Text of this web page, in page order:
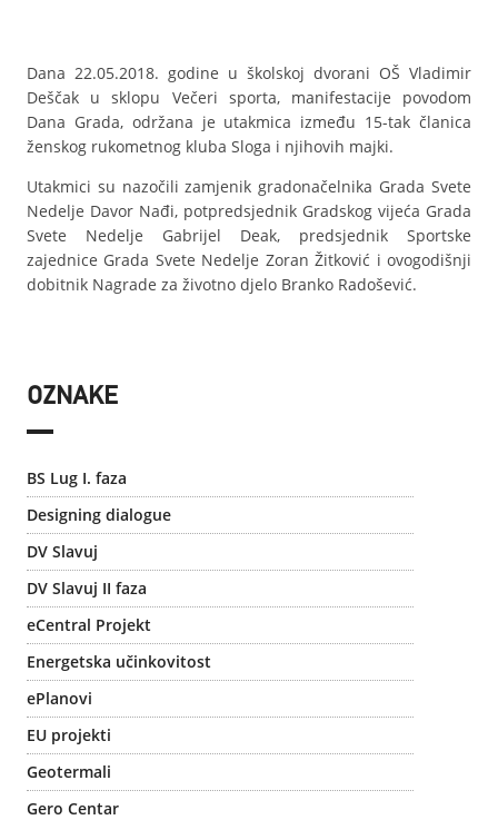
Dana 22.05.2018. godine u školskoj dvorani OŠ Vladimir
Deščak u sklopu Večeri sporta, manifestacije povodom
Dana Grada, održana je utakmica između 15-tak članica
ženskog rukometnog kluba Sloga i njihovih majki.
Utakmici su nazočili zamjenik gradonačelnika Grada Svete
Nedelje Davor Nađi, potpredsjednik Gradskog vijeća Grada
Svete Nedelje Gabrijel Deak, predsjednik Sportske
zajednice Grada Svete Nedelje Zoran Žitković i ovogodišnji
dobitnik Nagrade za životno djelo Branko Radošević.
OZNAKE
BS Lug I. faza
Designing dialogue
DV Slavuj
DV Slavuj II faza
eCentral Projekt
Energetska učinkovitost
ePlanovi
EU projekti
Geotermali
Gero Centar